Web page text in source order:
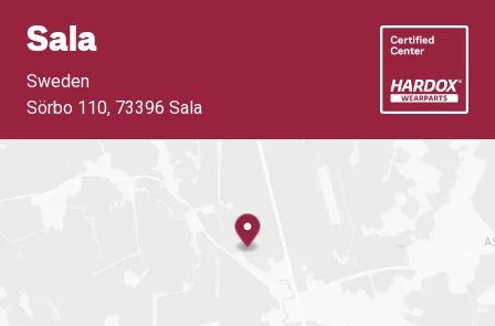
Sala
Sweden
Sörbo 110, 73396 Sala